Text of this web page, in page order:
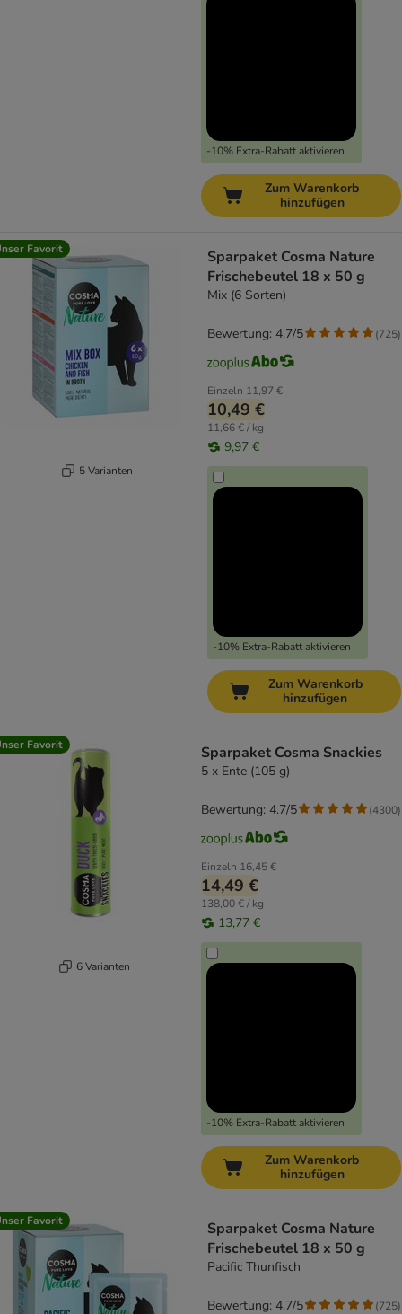
-10% Extra-Rabatt aktivieren
Zum Warenkorb
hinzufügen
Favorit
5 Varianten
Sparpaket Cosma Nature
Frischebeutel 18 x 50 g
Mix (6 Sorten)
Einzeln 11,97 €
10,49 €
11,66 € / kg
9,97 €
-10% Extra-Rabatt aktivieren
Bewertung: 4.7/5 (725)
Zum Warenkorb
hinzufügen
Favorit
6 Varianten
Sparpaket Cosma Snackies
5 x Ente (105 g)
Einzeln 16,45 €
14,49 €
138,00 € / kg
13,77 €
-10% Extra-Rabatt aktivieren
Bewertung: 4.7/5 (4300)
Zum Warenkorb
hinzufügen
Favorit
Sparpaket Cosma Nature
Frischebeutel 18 x 50 g
Pacific Thunfisch
Bewertung: 4.7/5 (725)